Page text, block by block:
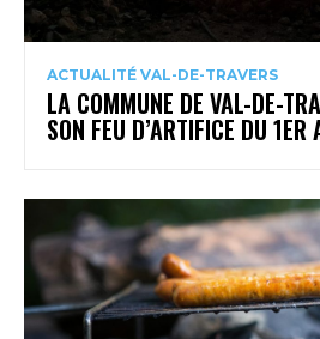
ACTUALITÉ VAL-DE-TRAVERS
LA COMMUNE DE VAL-DE-
SON FEU D’ARTIFICE DU 1ER